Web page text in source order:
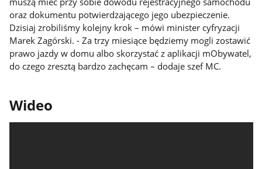
oraz dokumentu potwierdzającego jego ubezpieczenie.
Dzisiaj zrobiliśmy kolejny krok – mówi minister cyfryzacji
Marek Zagórski. - Za trzy miesiące będziemy mogli zostawić
prawo jazdy w domu albo skorzystać z aplikacji mObywatel,
do czego zresztą bardzo zachęcam – dodaje szef MC.
Wideo